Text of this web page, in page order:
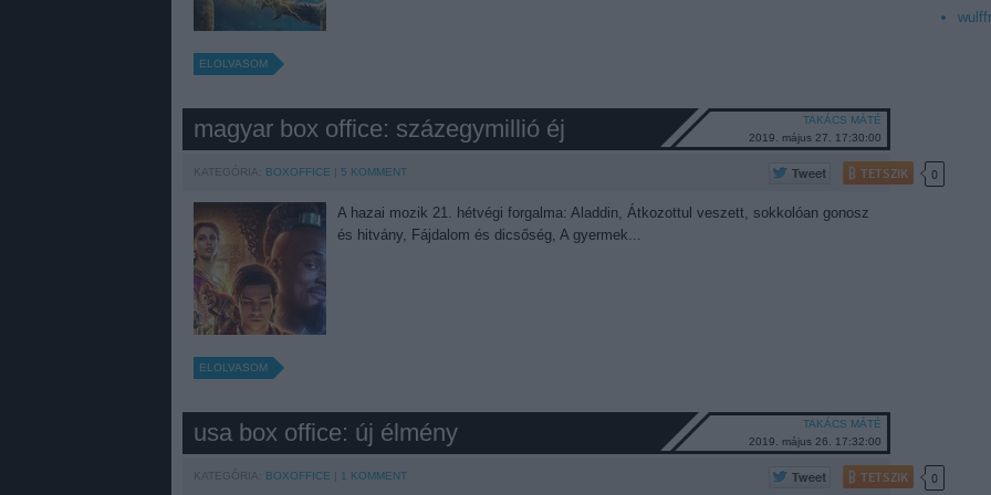
ELOLVASOM
magyar box office: százegymillió éj
TAKÁCS MÁTÉ
2019. május 27. 17:30:00
KATEGÓRIA: BOXOFFICE 5 KOMMENT TETSZIK 0
A hazai mozik 21. hétvégi forgalma: Aladdin, Átkozottul veszett, sokkolóan gonosz
és hitvány, Fájdalom és dicsőség, A gyermek...
ELOLVASOM
usa box office: új élmény
TAKÁCS MÁTÉ
2019. május 26. 17:32:00
KATEGÓRIA: BOXOFFICE 1 KOMMENT TETSZIK 0